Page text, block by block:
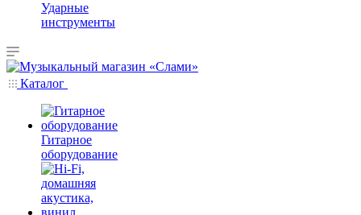
Ударные
инструменты
Каталог
Гитарное
оборудование